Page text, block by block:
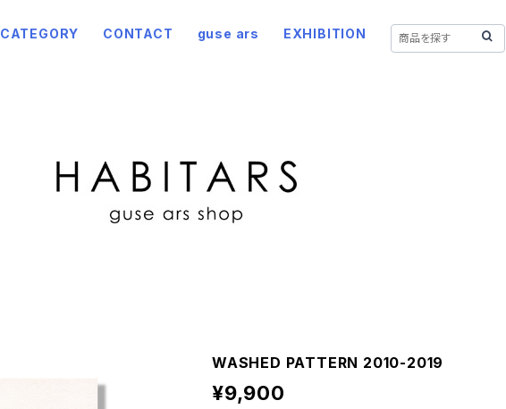
CATEGORY CONTACT guse ars EXHIBITION
WASHED PATTERN 2010-2019
¥9,900